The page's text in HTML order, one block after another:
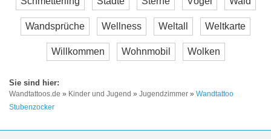
Wandsprüche Wellness Weltall Weltkarte
Willkommen Wohnmobil Wolken
Wandtattoos.de » Kinder und Jugend » Jugendzimmer » Wandtattoo
Stubenzocker